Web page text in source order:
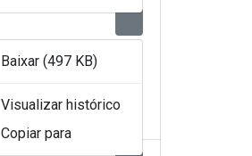
Baixar (497 KB)
Visualizar histórico
Copiar para